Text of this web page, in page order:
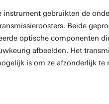
gebruikten de
Beide
optische componenten
afbeelden. Het
is om ze afzonderlijk te